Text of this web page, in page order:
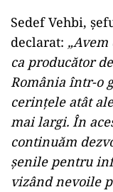
Sedef Vehbi,
declarat:
ca producător
România într-o
cerințele atât
mai largi. În
continuăm
șenile pentru
vizând nevoile